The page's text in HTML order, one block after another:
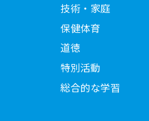
技術・家庭
保健体育
道徳
特別活動
総合的な学習